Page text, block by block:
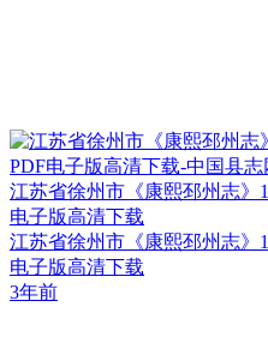
江苏省徐州市《康熙邳州志》
电子版高清下载
江苏省徐州市《康熙邳州志》
电子版高清下载
3年前